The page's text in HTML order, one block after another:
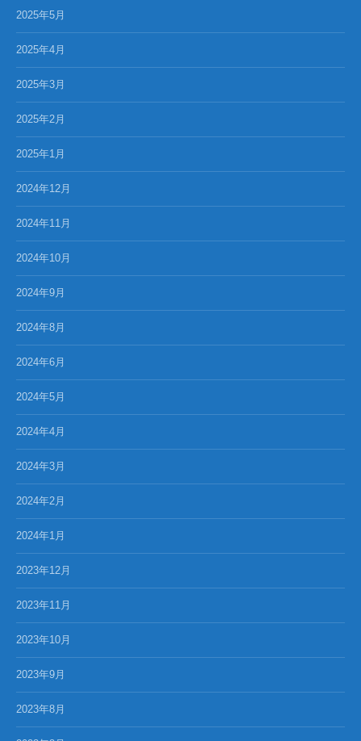
2025年5月
2025年4月
2025年3月
2025年2月
2025年1月
2024年12月
2024年11月
2024年10月
2024年9月
2024年8月
2024年6月
2024年5月
2024年4月
2024年3月
2024年2月
2024年1月
2023年12月
2023年11月
2023年10月
2023年9月
2023年8月